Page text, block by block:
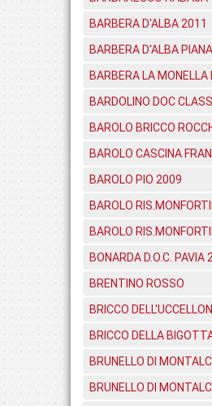
BARBERA D'ALBA 2011
BARBERA D'ALBA
BARBERA LA
BARDOLINO DOC
BAROLO BRICCO
BAROLO CASCINA
BAROLO PIO 2009
BAROLO
BAROLO
BONARDA D.O.C. PAVIA
BRENTINO ROSSO
BRICCO
BRICCO DELLA
BRUNELLO DI
BRUNELLO DI